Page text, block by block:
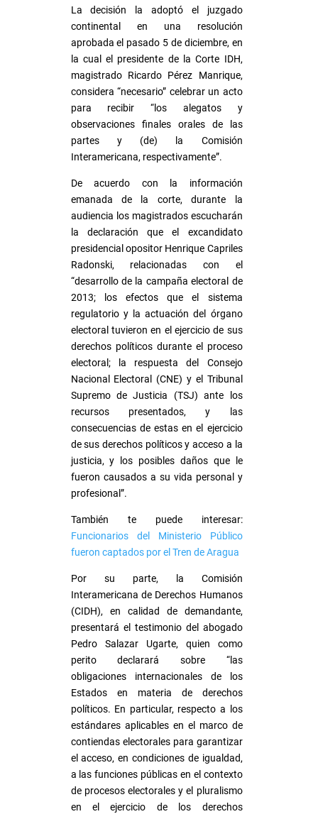
La decisión la adoptó el juzgado
continental en una resolución
aprobada el pasado 5 de diciembre, en
la cual el presidente de la Corte IDH,
magistrado Ricardo Pérez Manrique,
considera “necesario” celebrar un acto
para recibir “los alegatos y
observaciones finales orales de las
partes y (de) la Comisión
Interamericana, respectivamente”.
De acuerdo con la información
emanada de la corte, durante la
audiencia los magistrados escucharán
la declaración que el excandidato
presidencial opositor Henrique Capriles
Radonski, relacionadas con el
“desarrollo de la campaña electoral de
2013; los efectos que el sistema
regulatorio y la actuación del órgano
electoral tuvieron en el ejercicio de sus
derechos políticos durante el proceso
electoral; la respuesta del Consejo
Nacional Electoral (CNE) y el Tribunal
Supremo de Justicia (TSJ) ante los
recursos presentados, y las
consecuencias de estas en el ejercicio
de sus derechos políticos y acceso a la
justicia, y los posibles daños que le
fueron causados a su vida personal y
profesional”.
También te puede interesar:
Funcionarios del Ministerio Público
fueron captados por el Tren de Aragua
Por su parte, la Comisión
Interamericana de Derechos Humanos
(CIDH), en calidad de demandante,
presentará el testimonio del abogado
Pedro Salazar Ugarte, quien como
perito declarará sobre “las
obligaciones internacionales de los
Estados en materia de derechos
políticos. En particular, respecto a los
estándares aplicables en el marco de
contiendas electorales para garantizar
el acceso, en condiciones de igualdad,
a las funciones públicas en el contexto
de procesos electorales y el pluralismo
en el ejercicio de los derechos